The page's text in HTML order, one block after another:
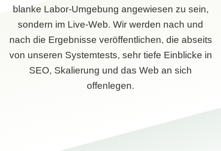
blanke Labor-Umgebung angewiesen zu sein,
sondern im Live-Web. Wir werden nach und
nach die Ergebnisse veröffentlichen, die abseits
von unseren Systemtests, sehr tiefe Einblicke in
SEO, Skalierung und das Web an sich
offenlegen.